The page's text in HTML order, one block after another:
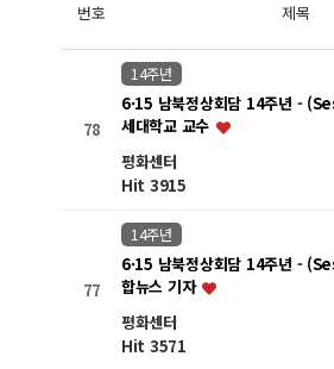
번호 제목
78
14주년
6·15 남북정상회담 14주년 -
세대학교 교수
평화센터
Hit 3915
77
14주년
6·15 남북정상회담 14주년 -
합뉴스 기자
평화센터
Hit 3571